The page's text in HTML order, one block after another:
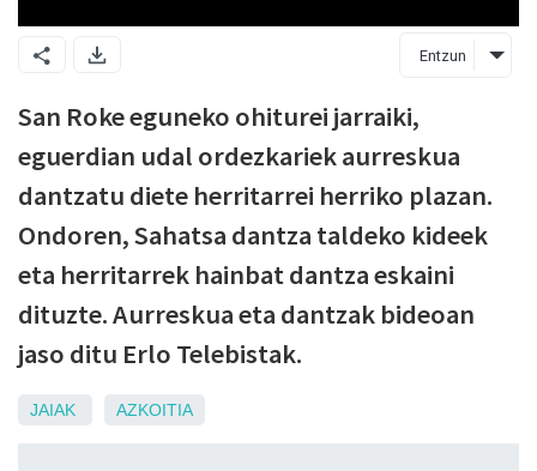
Entzun
San Roke eguneko ohiturei jarraiki,
eguerdian udal ordezkariek aurreskua
dantzatu diete herritarrei herriko plazan.
Ondoren, Sahatsa dantza taldeko kideek
eta herritarrek hainbat dantza eskaini
dituzte. Aurreskua eta dantzak bideoan
jaso ditu Erlo Telebistak.
JAIAK AZKOITIA